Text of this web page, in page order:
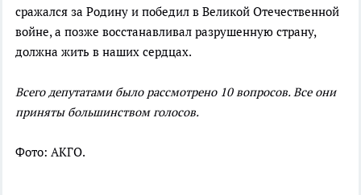
сражался за Родину и победил в Великой Отечественной
войне, а позже восстанавливал разрушенную страну,
должна жить в наших сердцах.
Всего депутатами было рассмотрено 10 вопросов. Все они
приняты большинством голосов.
Фото: АКГО.